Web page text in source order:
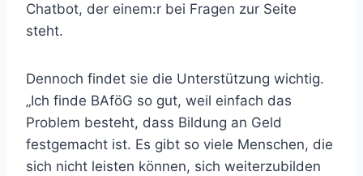
Chatbot, der einem:r bei Fragen zur Seite
steht.
Dennoch findet sie die Unterstützung wichtig.
„Ich finde BAföG so gut, weil einfach das
Problem besteht, dass Bildung an Geld
festgemacht ist. Es gibt so viele Menschen, die
sich nicht leisten können, sich weiterzubilden